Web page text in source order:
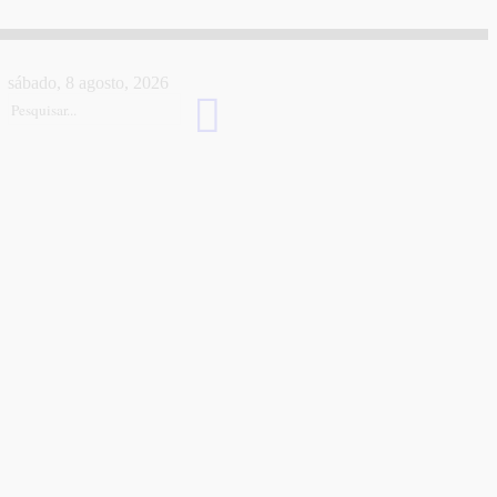
sábado, 8 agosto, 2026